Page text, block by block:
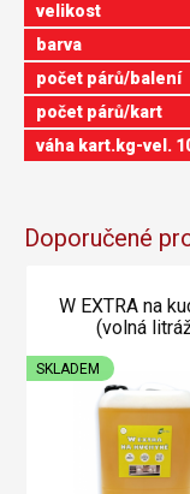
velikost
barva
počet párů/balení
počet párů/kart
váha kart.kg-vel.
Doporučené
W EXTRA na
(volná
SKLADEM